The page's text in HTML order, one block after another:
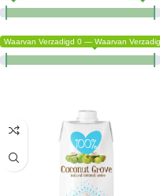
Waarvan Verzadigd 0 — Waarvan